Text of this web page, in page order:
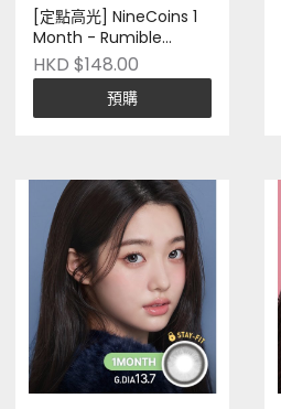
[定點高光] NineCoins 1
Month - Rumible
#Butter Brown｜兩片裝
｜Silicone Hydrogel｜韓
國品牌｜Pre-Order
HKD $148.00
預購